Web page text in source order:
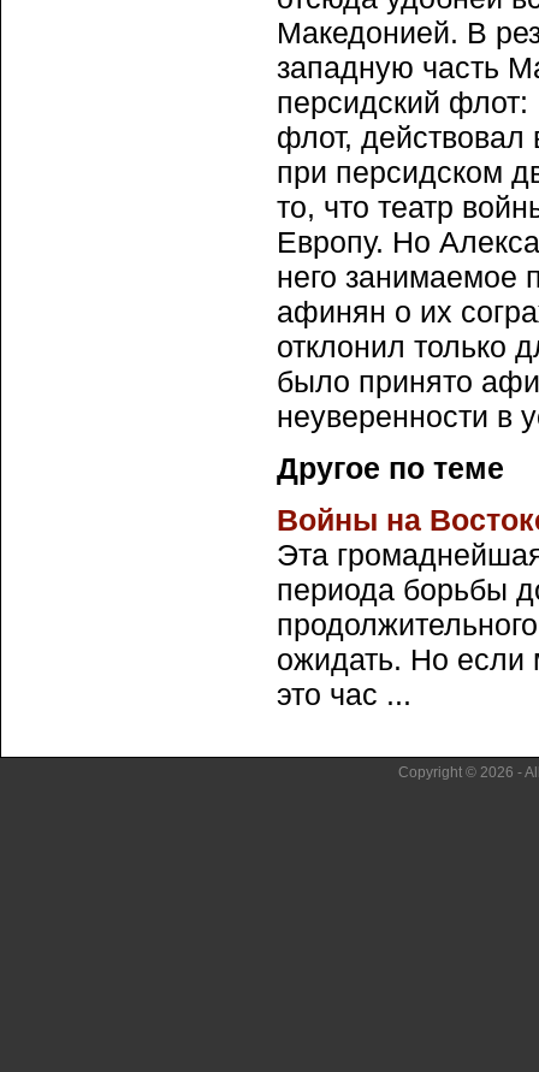
Македонией. В
западную часть
персидский
флот, действовал
при персидском
то, что театр
Европу. Но
него занимаемое
афинян о их
отклонил только
было принято
неуверенности в
Другое по теме
Войны на
Эта
периода борьбы
ожидать. Но если
это час ...
Copyright © 2026 -